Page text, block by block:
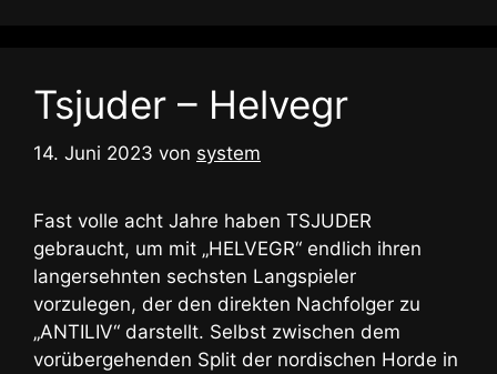
Tsjuder – Helvegr
14. Juni 2023 von system
Fast volle acht Jahre haben TSJUDER
gebraucht, um mit „HELVEGR“ endlich ihren
langersehnten sechsten Langspieler
vorzulegen, der den direkten Nachfolger zu
„ANTILIV“ darstellt. Selbst zwischen dem
vorübergehenden Split der nordischen Horde in